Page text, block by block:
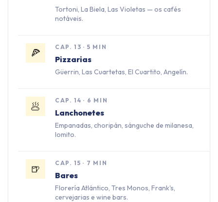
Tortoni, La Biela, Las Violetas — os cafés
notáveis.
🍕 CAP.13 · 5 MIN
Pizzarias
Güerrin, Las Cuartetas, El Cuartito, Angelín.
🥟 CAP.14 · 6 MIN
Lanchonetes
Empanadas, choripán, sánguche de milanesa,
lomito.
🍺 CAP.15 · 7 MIN
Bares
Florería Atlántico, Tres Monos, Frank's,
cervejarias e wine bars.